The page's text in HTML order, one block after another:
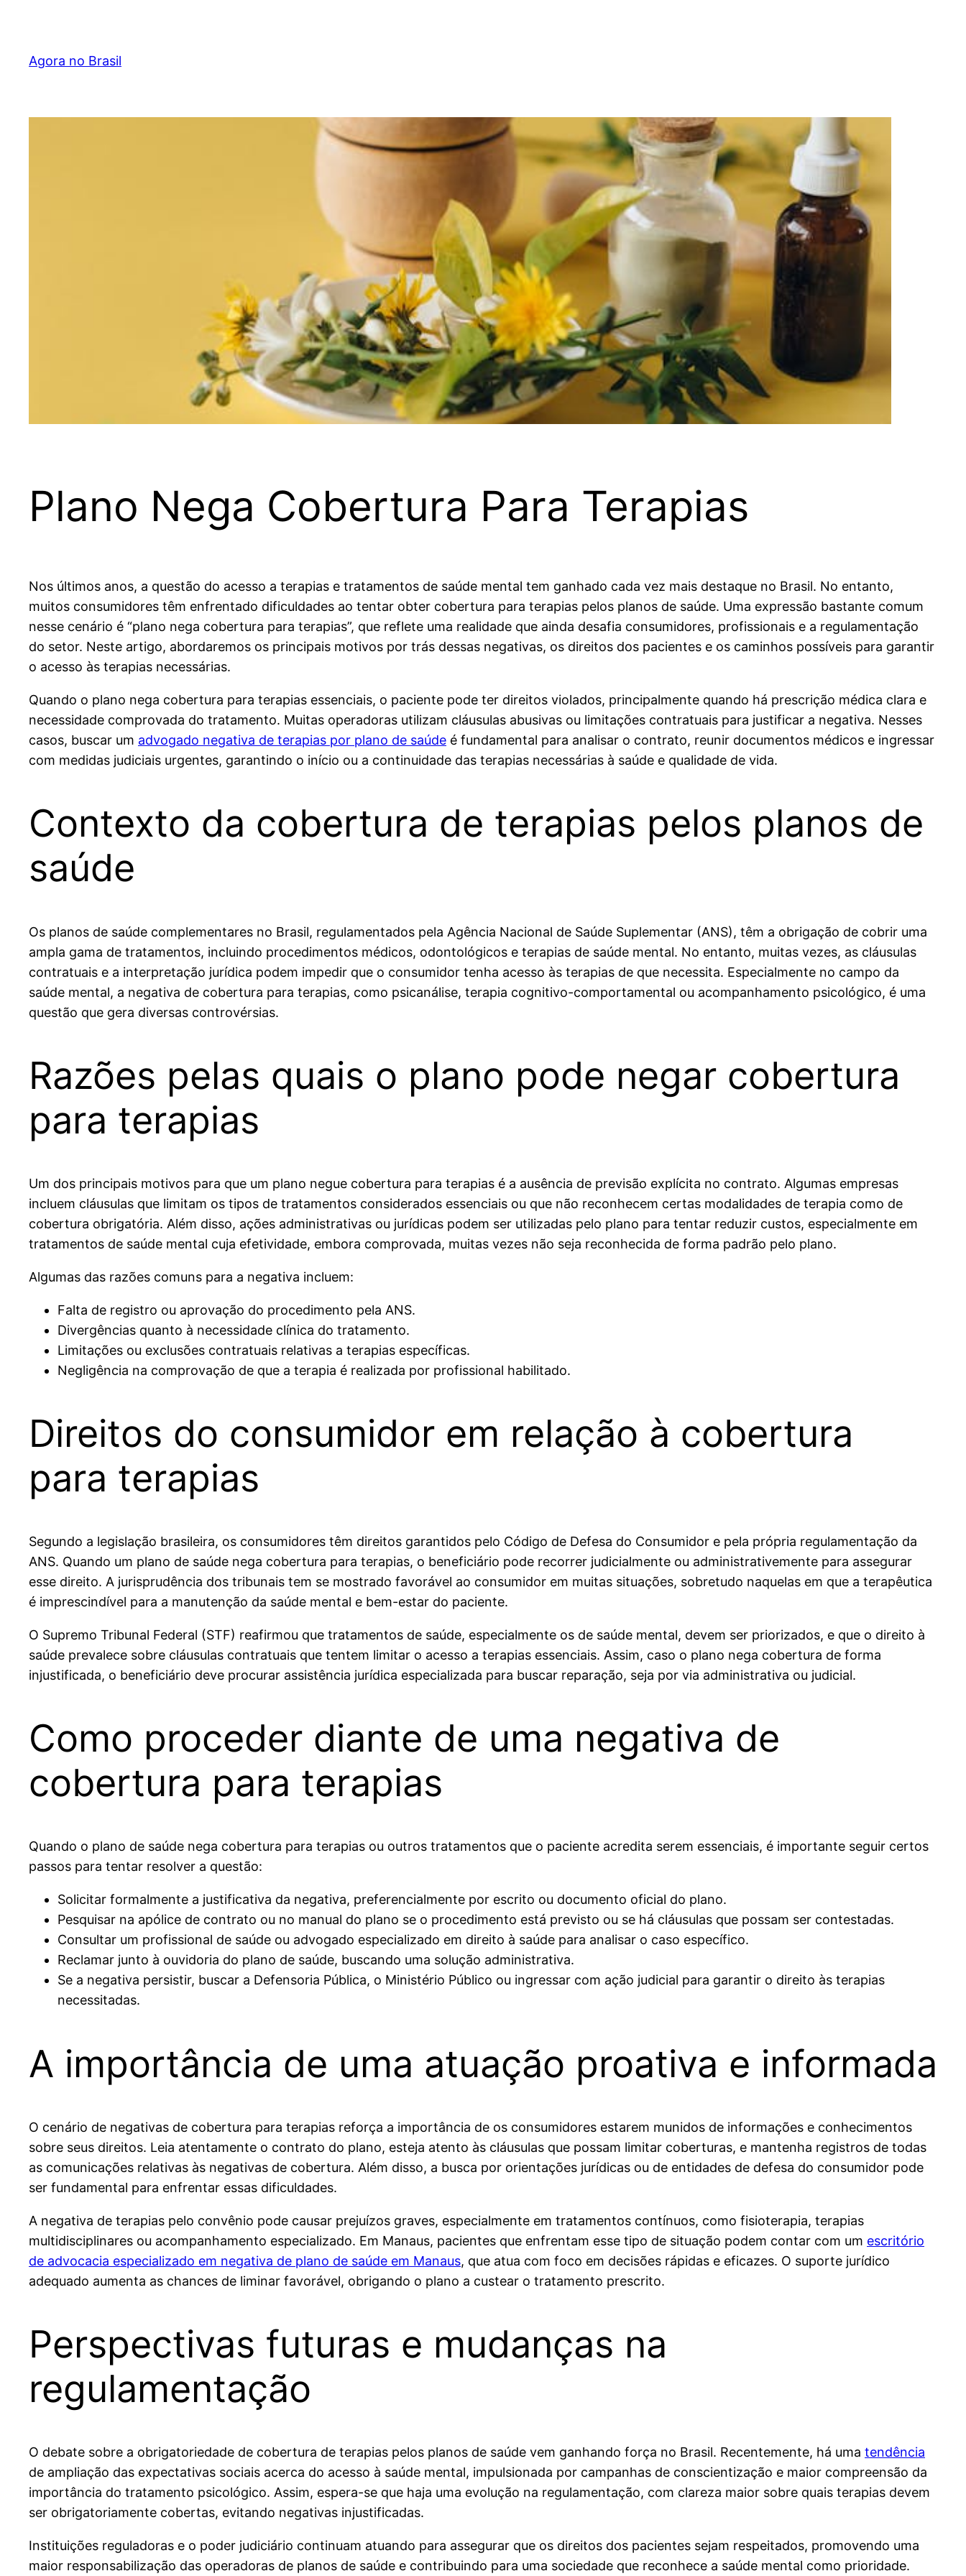
Agora no Brasil
Plano Nega Cobertura Para Terapias
Nos últimos anos, a questão do acesso a terapias e tratamentos de saúde mental tem ganhado cada vez mais destaque no Brasil. No entanto,
muitos consumidores têm enfrentado dificuldades ao tentar obter cobertura para terapias pelos planos de saúde. Uma expressão bastante comum
nesse cenário é “plano nega cobertura para terapias”, que reflete uma realidade que ainda desafia consumidores, profissionais e a regulamentação
do setor. Neste artigo, abordaremos os principais motivos por trás dessas negativas, os direitos dos pacientes e os caminhos possíveis para garantir
o acesso às terapias necessárias.
Quando o plano nega cobertura para terapias essenciais, o paciente pode ter direitos violados, principalmente quando há prescrição médica clara e
necessidade comprovada do tratamento. Muitas operadoras utilizam cláusulas abusivas ou limitações contratuais para justificar a negativa. Nesses
casos, buscar um advogado negativa de terapias por plano de saúde é fundamental para analisar o contrato, reunir documentos médicos e ingressar
com medidas judiciais urgentes, garantindo o início ou a continuidade das terapias necessárias à saúde e qualidade de vida.
Contexto da cobertura de terapias pelos planos de
saúde
Os planos de saúde complementares no Brasil, regulamentados pela Agência Nacional de Saúde Suplementar (ANS), têm a obrigação de cobrir uma
ampla gama de tratamentos, incluindo procedimentos médicos, odontológicos e terapias de saúde mental. No entanto, muitas vezes, as cláusulas
contratuais e a interpretação jurídica podem impedir que o consumidor tenha acesso às terapias de que necessita. Especialmente no campo da
saúde mental, a negativa de cobertura para terapias, como psicanálise, terapia cognitivo-comportamental ou acompanhamento psicológico, é uma
questão que gera diversas controvérsias.
Razões pelas quais o plano pode negar cobertura
para terapias
Um dos principais motivos para que um plano negue cobertura para terapias é a ausência de previsão explícita no contrato. Algumas empresas
incluem cláusulas que limitam os tipos de tratamentos considerados essenciais ou que não reconhecem certas modalidades de terapia como de
cobertura obrigatória. Além disso, ações administrativas ou jurídicas podem ser utilizadas pelo plano para tentar reduzir custos, especialmente em
tratamentos de saúde mental cuja efetividade, embora comprovada, muitas vezes não seja reconhecida de forma padrão pelo plano.
Algumas das razões comuns para a negativa incluem:
Falta de registro ou aprovação do procedimento pela ANS.
Divergências quanto à necessidade clínica do tratamento.
Limitações ou exclusões contratuais relativas a terapias específicas.
Negligência na comprovação de que a terapia é realizada por profissional habilitado.
Direitos do consumidor em relação à cobertura
para terapias
Segundo a legislação brasileira, os consumidores têm direitos garantidos pelo Código de Defesa do Consumidor e pela própria regulamentação da
ANS. Quando um plano de saúde nega cobertura para terapias, o beneficiário pode recorrer judicialmente ou administrativemente para assegurar
esse direito. A jurisprudência dos tribunais tem se mostrado favorável ao consumidor em muitas situações, sobretudo naquelas em que a terapêutica
é imprescindível para a manutenção da saúde mental e bem-estar do paciente.
O Supremo Tribunal Federal (STF) reafirmou que tratamentos de saúde, especialmente os de saúde mental, devem ser priorizados, e que o direito à
saúde prevalece sobre cláusulas contratuais que tentem limitar o acesso a terapias essenciais. Assim, caso o plano nega cobertura de forma
injustificada, o beneficiário deve procurar assistência jurídica especializada para buscar reparação, seja por via administrativa ou judicial.
Como proceder diante de uma negativa de
cobertura para terapias
Quando o plano de saúde nega cobertura para terapias ou outros tratamentos que o paciente acredita serem essenciais, é importante seguir certos
passos para tentar resolver a questão:
Solicitar formalmente a justificativa da negativa, preferencialmente por escrito ou documento oficial do plano.
Pesquisar na apólice de contrato ou no manual do plano se o procedimento está previsto ou se há cláusulas que possam ser contestadas.
Consultar um profissional de saúde ou advogado especializado em direito à saúde para analisar o caso específico.
Reclamar junto à ouvidoria do plano de saúde, buscando uma solução administrativa.
Se a negativa persistir, buscar a Defensoria Pública, o Ministério Público ou ingressar com ação judicial para garantir o direito às terapias
necessitadas.
A importância de uma atuação proativa e informada
O cenário de negativas de cobertura para terapias reforça a importância de os consumidores estarem munidos de informações e conhecimentos
sobre seus direitos. Leia atentamente o contrato do plano, esteja atento às cláusulas que possam limitar coberturas, e mantenha registros de todas
as comunicações relativas às negativas de cobertura. Além disso, a busca por orientações jurídicas ou de entidades de defesa do consumidor pode
ser fundamental para enfrentar essas dificuldades.
A negativa de terapias pelo convênio pode causar prejuízos graves, especialmente em tratamentos contínuos, como fisioterapia, terapias
multidisciplinares ou acompanhamento especializado. Em Manaus, pacientes que enfrentam esse tipo de situação podem contar com um escritório
de advocacia especializado em negativa de plano de saúde em Manaus, que atua com foco em decisões rápidas e eficazes. O suporte jurídico
adequado aumenta as chances de liminar favorável, obrigando o plano a custear o tratamento prescrito.
Perspectivas futuras e mudanças na
regulamentação
O debate sobre a obrigatoriedade de cobertura de terapias pelos planos de saúde vem ganhando força no Brasil. Recentemente, há uma tendência
de ampliação das expectativas sociais acerca do acesso à saúde mental, impulsionada por campanhas de conscientização e maior compreensão da
importância do tratamento psicológico. Assim, espera-se que haja uma evolução na regulamentação, com clareza maior sobre quais terapias devem
ser obrigatoriamente cobertas, evitando negativas injustificadas.
Instituições reguladoras e o poder judiciário continuam atuando para assegurar que os direitos dos pacientes sejam respeitados, promovendo uma
maior responsabilização das operadoras de planos de saúde e contribuindo para uma sociedade que reconhece a saúde mental como prioridade.